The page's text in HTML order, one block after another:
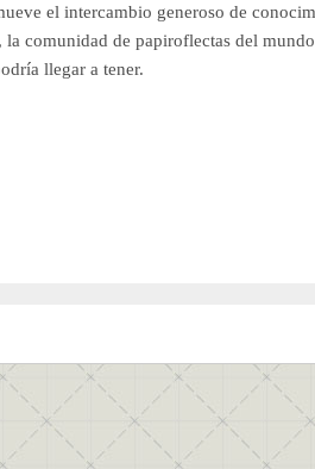
el intercambio generoso de
la comunidad de papiroflectas del
llegar a tener.